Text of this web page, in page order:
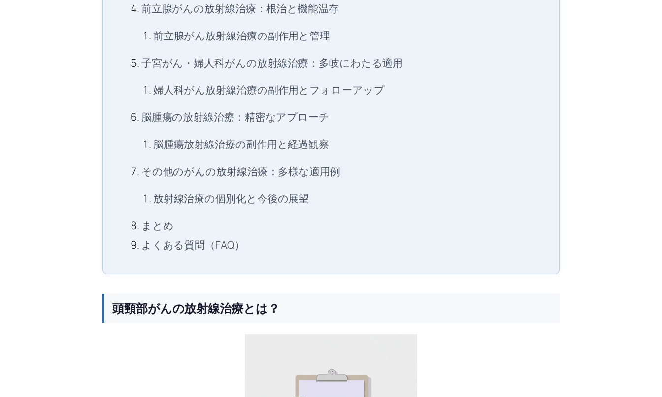
前立腺がんの放射線治療：根治と機能温存
前立腺がん放射線治療の副作用と管理
子宮がん・婦人科がんの放射線治療：多岐にわたる適用
婦人科がん放射線治療の副作用とフォローアップ
脳腫瘍の放射線治療：精密なアプローチ
脳腫瘍放射線治療の副作用と経過観察
その他のがんの放射線治療：多様な適用例
放射線治療の個別化と今後の展望
まとめ
よくある質問（FAQ）
頭頸部がんの放射線治療とは？